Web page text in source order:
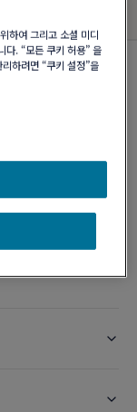
하여 그리고 소셜 미디
다. “모든 쿠키 허용” 을
하려면 “쿠키 설정”을